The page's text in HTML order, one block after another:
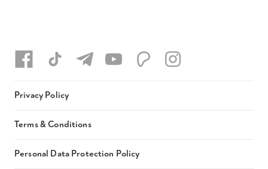
Privacy Policy
Terms & Conditions
Personal Data Protection Policy